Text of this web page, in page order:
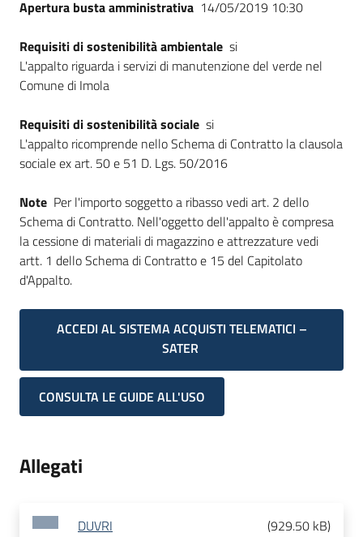
Apertura busta amministrativa 14/05/2019 10:30
Requisiti di sostenibilità ambientale si
L'appalto riguarda i servizi di manutenzione del verde nel
Comune di Imola
Requisiti di sostenibilità sociale si
L'appalto ricomprende nello Schema di Contratto la clausola
sociale ex art. 50 e 51 D. Lgs. 50/2016
Note Per l'importo soggetto a ribasso vedi art. 2 dello
Schema di Contratto. Nell'oggetto dell'appalto è compresa
la cessione di materiali di magazzino e attrezzature vedi
artt. 1 dello Schema di Contratto e 15 del Capitolato
d'Appalto.
ACCEDI AL SISTEMA ACQUISTI TELEMATICI –
SATER
CONSULTA LE GUIDE ALL'USO
Allegati
DUVRI (929.50 kB)